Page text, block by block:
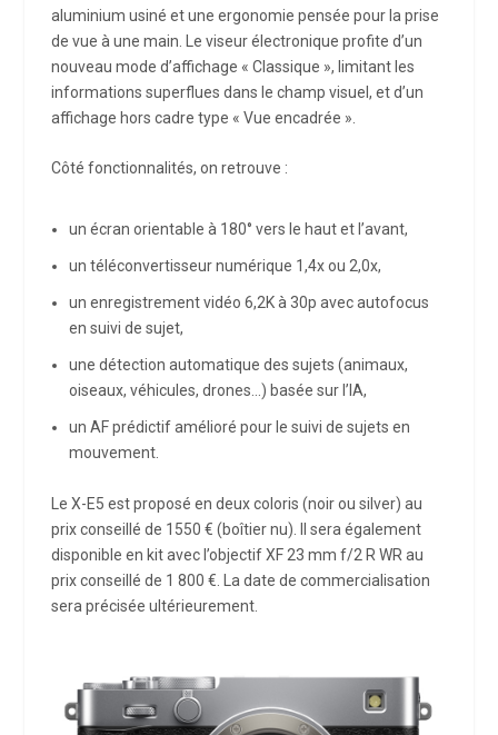
aluminium usiné et une ergonomie pensée pour la prise
de vue à une main. Le viseur électronique profite d’un
nouveau mode d’affichage « Classique », limitant les
informations superflues dans le champ visuel, et d’un
affichage hors cadre type « Vue encadrée ».
Côté fonctionnalités, on retrouve :
un écran orientable à 180° vers le haut et l’avant,
un téléconvertisseur numérique 1,4x ou 2,0x,
un enregistrement vidéo 6,2K à 30p avec autofocus
en suivi de sujet,
une détection automatique des sujets (animaux,
oiseaux, véhicules, drones…) basée sur l’IA,
un AF prédictif amélioré pour le suivi de sujets en
mouvement.
Le X-E5 est proposé en deux coloris (noir ou silver) au
prix conseillé de 1550 € (boîtier nu). Il sera également
disponible en kit avec l’objectif XF 23 mm f/2 R WR au
prix conseillé de 1 800 €. La date de commercialisation
sera précisée ultérieurement.